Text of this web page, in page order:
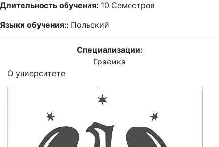
Длительность обучения: 10 Семестров
Языки обучения:: Польский
Специализации:
Графика
О униерситете